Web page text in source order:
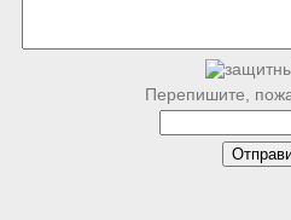
Перепишите,